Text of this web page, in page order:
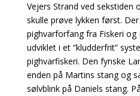
Vejers Strand ved sekstiden
skulle prøve lykken først.
pighvarforfang fra Fiskeri
udviklet i et “kludderfrit”
pighvarfiskeri. Den fynske
enden på Martins stang og
sølvblink på Daniels stang.